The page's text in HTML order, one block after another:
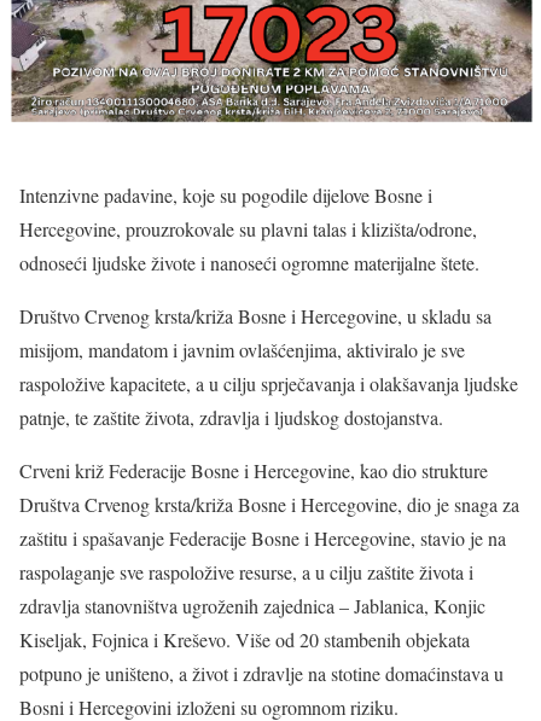
Intenzivne padavine, koje su pogodile dijelove Bosne i
Hercegovine, prouzrokovale su plavni talas i klizišta/odrone,
odnoseći ljudske živote i nanoseći ogromne materijalne štete.
Društvo Crvenog krsta/križa Bosne i Hercegovine, u skladu sa
misijom, mandatom i javnim ovlašćenjima, aktiviralo je sve
raspoložive kapacitete, a u cilju sprječavanja i olakšavanja ljudske
patnje, te zaštite života, zdravlja i ljudskog dostojanstva.
Crveni križ Federacije Bosne i Hercegovine, kao dio strukture
Društva Crvenog krsta/križa Bosne i Hercegovine, dio je snaga za
zaštitu i spašavanje Federacije Bosne i Hercegovine, stavio je na
raspolaganje sve raspoložive resurse, a u cilju zaštite života i
zdravlja stanovništva ugroženih zajednica – Jablanica, Konjic
Kiseljak, Fojnica i Kreševo. Više od 20 stambenih objekata
potpuno je uništeno, a život i zdravlje na stotine domaćinstava u
Bosni i Hercegovini izloženi su ogromnom riziku.